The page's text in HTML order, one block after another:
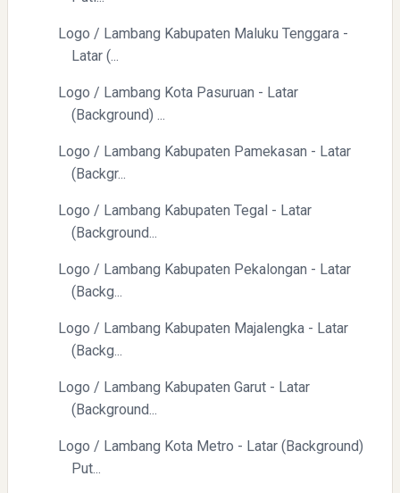
Yaqut Cholil Qoumas: Inspirasi Kepemimpinan dan
Ketaatan
Directurat Jenderal Pajak: Langkah Signifikan Menuju
Kepatuhan Pajak
Logo / Lambang Kabupaten Maluku Tenggara -
Latar (...
Logo / Lambang Kota Pasuruan - Latar
(Background) ...
Logo / Lambang Kabupaten Pamekasan - Latar
(Backgr...
Logo / Lambang Kabupaten Tegal - Latar
(Background...
Logo / Lambang Kabupaten Pekalongan - Latar
(Backg...
Logo / Lambang Kabupaten Majalengka - Latar
(Backg...
Logo / Lambang Kabupaten Garut - Latar
(Background...
Logo / Lambang Kota Metro - Latar (Background)
Put...